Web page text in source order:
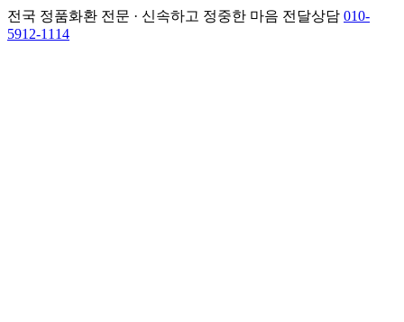
전국 정품화환 전문 · 신속하고 정중한 마음 전달상담 010-
5912-1114